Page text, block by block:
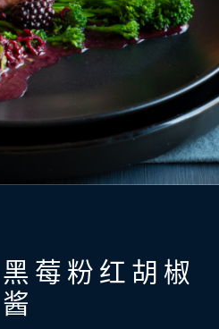
莓粉红胡椒
酱